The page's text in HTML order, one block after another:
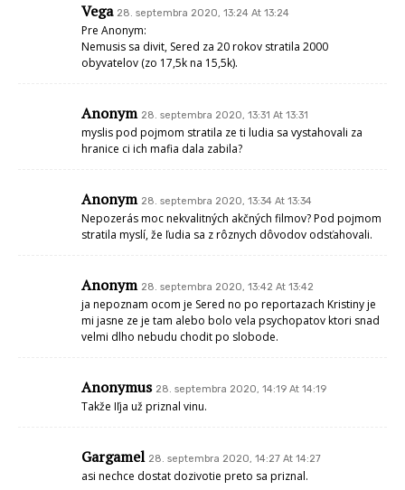
Vega 28. septembra 2020, 13:24 At 13:24
Pre Anonym:
Nemusis sa divit, Sered za 20 rokov stratila 2000
obyvatelov (zo 17,5k na 15,5k).
Anonym 28. septembra 2020, 13:31 At 13:31
myslis pod pojmom stratila ze ti ludia sa vystahovali za
hranice ci ich mafia dala zabila?
Anonym 28. septembra 2020, 13:34 At 13:34
Nepozerás moc nekvalitných akčných filmov? Pod pojmom
stratila myslí, že ľudia sa z rôznych dôvodov odsťahovali.
Anonym 28. septembra 2020, 13:42 At 13:42
ja nepoznam ocom je Sered no po reportazach Kristiny je
mi jasne ze je tam alebo bolo vela psychopatov ktori snad
velmi dlho nebudu chodit po slobode.
Anonymus 28. septembra 2020, 14:19 At 14:19
Takže Iľja už priznal vinu.
Gargamel 28. septembra 2020, 14:27 At 14:27
asi nechce dostat dozivotie preto sa priznal.